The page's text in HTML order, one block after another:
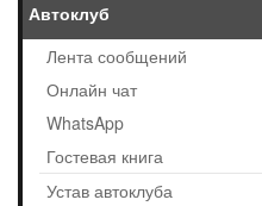
Автоклуб
Лента сообщений
Онлайн чат
WhatsApp
Гостевая книга
Устав автоклуба